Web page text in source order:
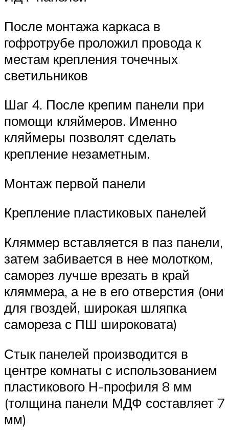
После монтажа каркаса в
гофротрубе проложил провода к
местам крепления точечных
светильников
Шаг 4. После крепим панели при
помощи кляймеров. Именно
кляймеры позволят сделать
крепление незаметным.
Монтаж первой панели
Крепление пластиковых панелей
Кляммер вставляется в паз панели,
затем забивается в нее молотком,
саморез лучше врезать в край
кляммера, а не в его отверстия (они
для гвоздей, широкая шляпка
самореза с ПШ широковата)
Стык панелей производится в
центре комнаты с использованием
пластикового Н-профиля 8 мм
(толщина панели МДФ составляет 7
мм)